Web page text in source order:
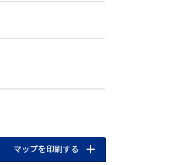
マップを印刷する